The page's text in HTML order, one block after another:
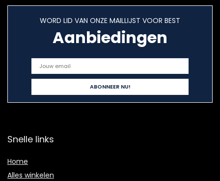
WORD LID VAN ONZE MAILLIJST VOOR BEST
Aanbiedingen
Snelle links
Home
Alles winkelen